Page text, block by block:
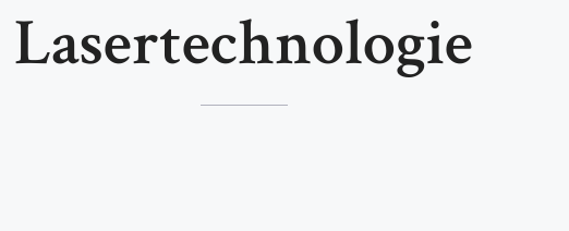
Lasertechnologie